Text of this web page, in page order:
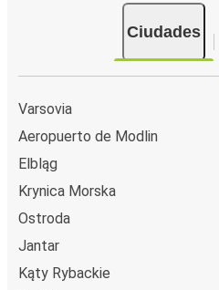
Ciudades
Varsovia
Aeropuerto de Modlin
Elbląg
Krynica Morska
Ostroda
Jantar
Kąty Rybackie